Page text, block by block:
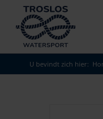
U bevindt zich hier: